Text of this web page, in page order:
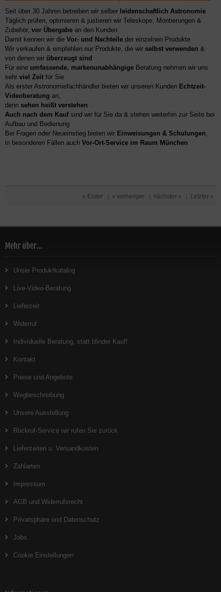
Seit über 30 Jahren betreiben wir selber leidenschaftlich Astronomie
Täglich prüfen, optimieren & justieren wir Teleskope, Montierungen &
Zubehör, vor Übergabe an den Kunden
Damit kennen wir die Vor- und Nachteile der einzelnen Produkte
Wir verkaufen & empfehlen nur Produkte, die wir selbst verwenden &
von denen wir überzeugt sind
Für eine umfassende, markenunabhängige Beratung nehmen wir uns
sehr viel Zeit für Sie
Als erster Astronomiefachhändler bieten wir unseren Kunden Echtzeit-
Videoberatung an,
denn sehen heißt verstehen
Auch nach dem Kaufsind wir für Sie da & stehen weiterhin zur Seite bei
Aufbau und Bedienung
Bei Fragen oder Neueinstieg bieten wir Einweisungen & Schulungen,
in besonderen Fällen auch Vor-Ort-Service im Raum München
« Erster « vorheriger nächster » Letzter »
Mehr über...
Unser Produktkatalog
Live-Video-Beratung
Lieferzeit
Widerruf
Individuelle Beratung, statt blinder Kauf!
Kontakt
Preise und Angebote
Wegbeschreibung
Unsere Ausstellung
Rückruf-Service wir rufen Sie zurück
Lieferzeiten u. Versandkosten
Zahlarten
Impressum
AGB und Widerrufsrecht
Privatsphäre und Datenschutz
Jobs
Cookie Einstellungen